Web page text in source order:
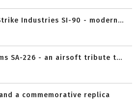
Industries SI-90 - modern...
SA-226 - an airsoft tribute t...
a commemorative replica